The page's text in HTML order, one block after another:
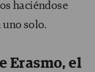
haciéndose
uno solo.
Erasmo,el